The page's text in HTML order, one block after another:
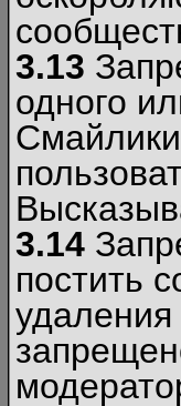
3.13
одного
3.14
постить